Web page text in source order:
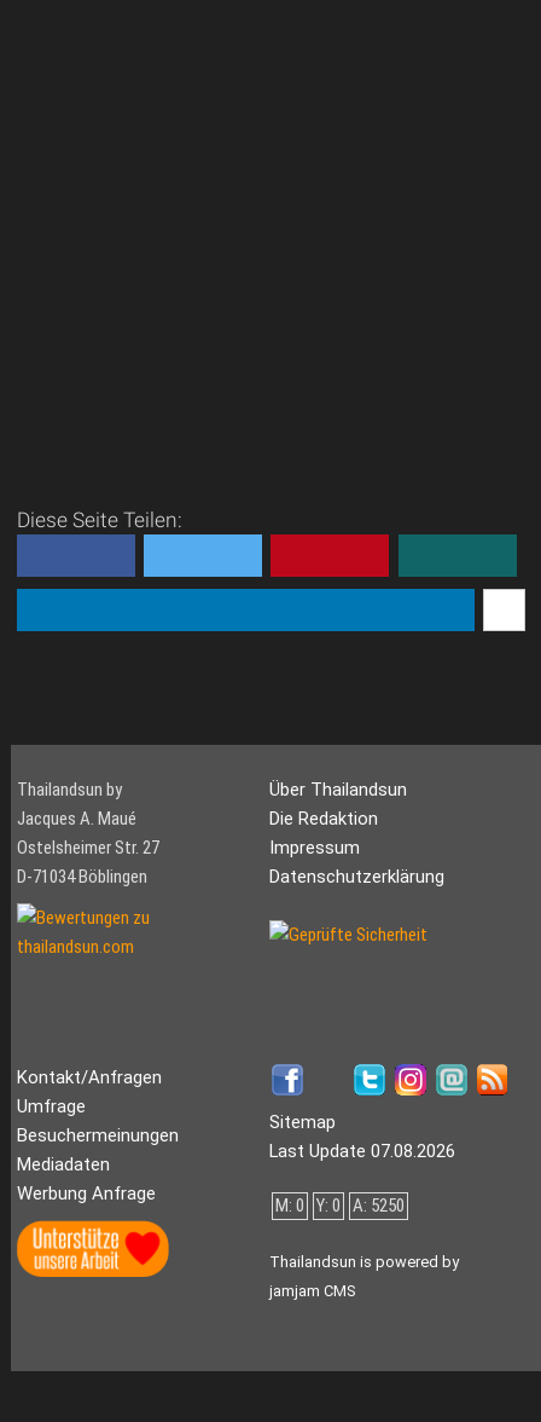
Diese Seite Teilen:
Thailandsun by
Jacques A. Maué
Ostelsheimer Str. 27
D-71034 Böblingen
Über Thailandsun
Die Redaktion
Impressum
Datenschutzerklärung
Kontakt/Anfragen
Umfrage
Besuchermeinungen
Mediadaten
Werbung Anfrage
Sitemap
Last Update 07.08.2026
M: 0 Y: 0 A: 5250
Thailandsun is powered by
jamjam CMS